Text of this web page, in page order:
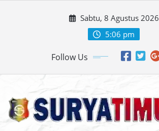
Sabtu, 8 Agustus 2026
5:06 pm
Follow Us